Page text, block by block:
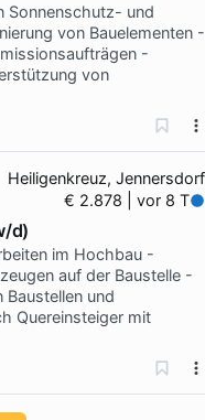
Sonnenschutz- und
von Bauelementen -
-
von
Heiligenkreuz, Jennersdorf
€ 2.878 | vor 8 T
d)
im Hochbau -
auf der Baustelle -
und
Quereinsteiger mit